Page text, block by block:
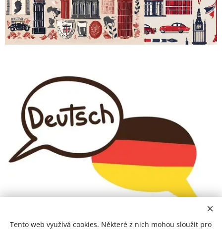
Tento web využívá cookies. Některé z nich mohou sloužit pro